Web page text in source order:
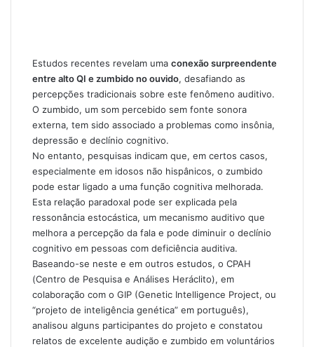
Estudos recentes revelam uma conexão surpreendente
entre alto QI e zumbido no ouvido, desafiando as
percepções tradicionais sobre este fenômeno auditivo.
O zumbido, um som percebido sem fonte sonora
externa, tem sido associado a problemas como insônia,
depressão e declínio cognitivo.
No entanto, pesquisas indicam que, em certos casos,
especialmente em idosos não hispânicos, o zumbido
pode estar ligado a uma função cognitiva melhorada.
Esta relação paradoxal pode ser explicada pela
ressonância estocástica, um mecanismo auditivo que
melhora a percepção da fala e pode diminuir o declínio
cognitivo em pessoas com deficiência auditiva.
Baseando-se neste e em outros estudos, o CPAH
(Centro de Pesquisa e Análises Heráclito), em
colaboração com o GIP (Genetic Intelligence Project, ou
“projeto de inteligência genética” em português),
analisou alguns participantes do projeto e constatou
relatos de excelente audição e zumbido em voluntários